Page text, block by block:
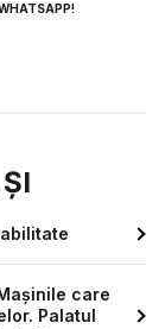
care
Palatul